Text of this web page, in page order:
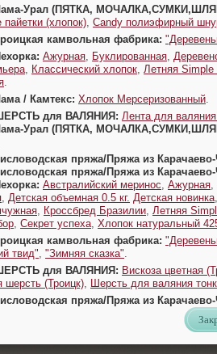
Урал (ПЯТКА,
пайетки (хлопок) Candy полиэфирный
камвольная фабрика:
Ажурная Буклированная
Классический хлопок Летняя
/ Камтекс: Хлопок Мерсеризованный
для ВАЛЯНИЯ: Лента для
Урал (ПЯТКА,
пряжа/Пряжа из
пряжа/Пряжа из
Австралийский меринос Ажурная
Детская объемная 0.5 кг. Детская новинка
Кроссбред Бразилии Летняя
Секрет успеха Хлопок натуральный
камвольная фабрика:
твид" "Зимняя сказка"
для ВАЛЯНИЯ: Вискоза цветная
шерсть (Троицк)
Шерсть для валяния
пряжа/Пряжа из